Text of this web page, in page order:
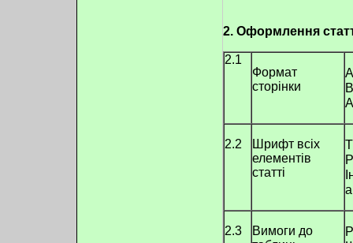
2. Оформлення
2.1
Формат
сторінки
2.2
Шрифт всіх
елементів
статті
2.3
Вимоги до